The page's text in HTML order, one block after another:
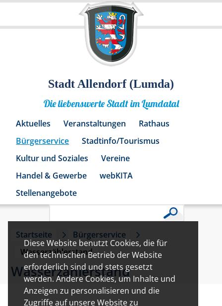
Diese Website benutzt Cookies, die für
den technischen Betrieb der Website
erforderlich sind und stets gesetzt
werden. Andere Cookies, um Inhalte und
Anzeigen zu personalisieren und die
Zugriffe auf unsere Website zu
Stadt Allendorf (Lumda)
Die liebenswerte Stadt im Lumdatal
Aktuelles Veranstaltungen
Rathaus
Bürgerservice
Stadtinfo/Tourismus
Kultur und Soziales
Vereine
Handel & Gewerbe
webKITA
Stellenangebote
Startseite
Bürgerservice
Wasserzählerstand
Wasserzählerstand